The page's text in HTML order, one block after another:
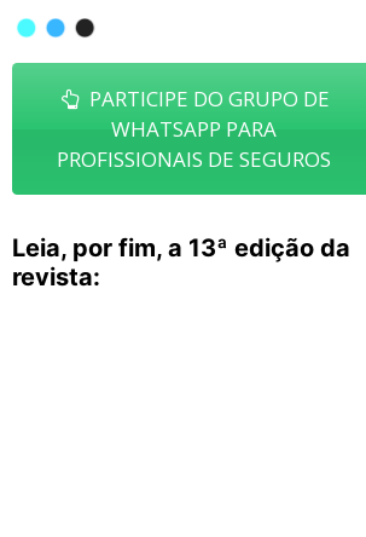
PARTICIPE DO GRUPO DE
WHATSAPP PARA
PROFISSIONAIS DE SEGUROS
Leia, por fim, a 13ª edição da
revista: